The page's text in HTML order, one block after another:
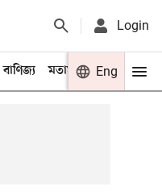
Login
বাণিজ্য মতামত খেলা
Eng